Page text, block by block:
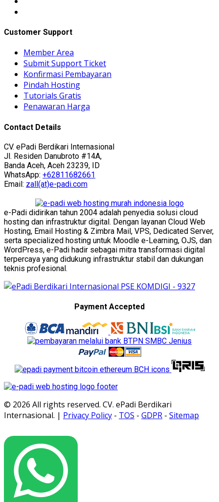
Customer Support
Member Area
Submit Support Ticket
Konfirmasi Pembayaran
Pindah Hosting
Tutorials Gratis
Penawaran Harga
Contact Details
CV. ePadi Berdikari Internasional
Jl. Residen Danubroto #14A,
Banda Aceh, Aceh 23239, ID
WhatsApp: +62811682661
Email: zall(at)e-padi.com
e-Padi didirikan tahun 2004 adalah penyedia solusi cloud
hosting dan infrastruktur digital. Dengan layanan Cloud Web
Hosting, Email Hosting & Zimbra Mail, VPS, Dedicated Server,
serta specialized hosting untuk Moodle e-Learning, OJS, dan
WordPress, e-Padi hadir sebagai mitra transformasi digital
terpercaya yang didukung infrastruktur stabil dan dukungan
teknis profesional.
Payment Accepted
© 2026 All rights reserved. CV. ePadi Berdikari
Internasional. | Privacy Policy - TOS - GDPR - Sitemap